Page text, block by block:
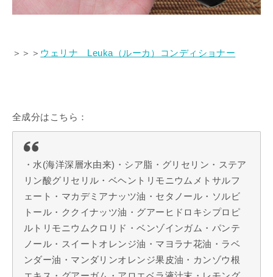
＞＞＞ ウェリナ Leuka（ルーカ）コンディショナー
全成分はこちら：
・水(海洋深層水由来)・シア脂・グリセリン・ステア
リン酸グリセリル・ベヘントリモニウムメトサルフ
ェート・マカデミアナッツ油・セタノール・ソルビ
トール・ククイナッツ油・グアーヒドロキシプロピ
ルトリモニウムクロリド・ベンゾインガム・パンテ
ノール・スイートオレンジ油・マヨラナ花油・ラベ
ンダー油・マンダリンオレンジ果皮油・カンゾウ根